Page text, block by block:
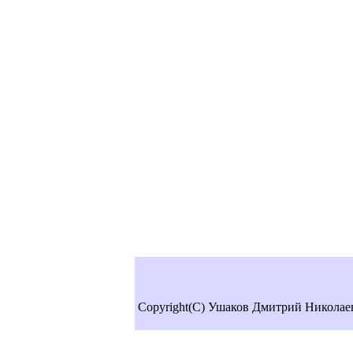
Copyright(C) Ушаков Дмитрий